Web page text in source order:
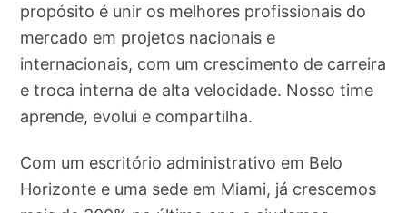
propósito é unir os melhores profissionais do
mercado em projetos nacionais e
internacionais, com um crescimento de carreira
e troca interna de alta velocidade. Nosso time
aprende, evolui e compartilha.
Com um escritório administrativo em Belo
Horizonte e uma sede em Miami, já crescemos